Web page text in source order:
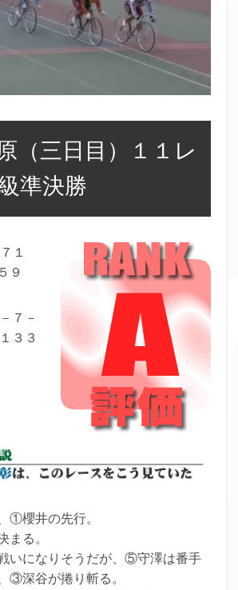
（三日目）１１レ
準決勝
１
９
７－
３３
①櫻井の先行。
まる。
いになりそうだが、⑤守澤は番手
③深谷が捲り斬る。